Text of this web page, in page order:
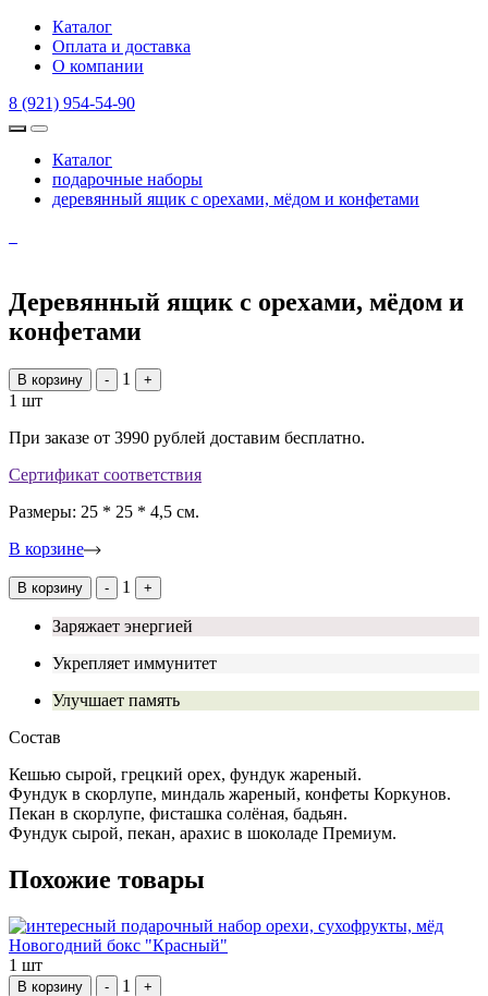
Каталог
Оплата и доставка
О компании
8 (921) 954-54-90
Каталог
подарочные наборы
деревянный ящик с орехами, мёдом и конфетами
Деревянный ящик с орехами, мёдом и
конфетами
В корзину - 1 +
1 шт
При заказе от 3990 рублей доставим бесплатно.
Сертификат соответствия
Размеры: 25 * 25 * 4,5 см.
В корзине
В корзину - 1 +
Заряжает энергией
Укрепляет иммунитет
Улучшает память
Состав
Кешью сырой, грецкий орех, фундук жареный.
Фундук в скорлупе, миндаль жареный, конфеты Коркунов.
Пекан в скорлупе, фисташка солёная, бадьян.
Фундук сырой, пекан, арахис в шоколаде Премиум.
Похожие товары
Новогодний бокс "Красный"
1 шт
В корзину - 1 +